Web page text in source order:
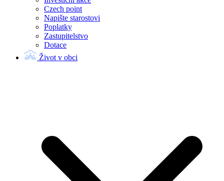
Czech point
Napište starostovi
Poplatky
Zastupitelstvo
Dotace
Život v obci